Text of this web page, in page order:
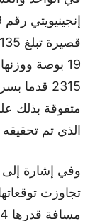
19 بوصة
الذي تم تحقيقه في
وفي إشارة
تجاوزت